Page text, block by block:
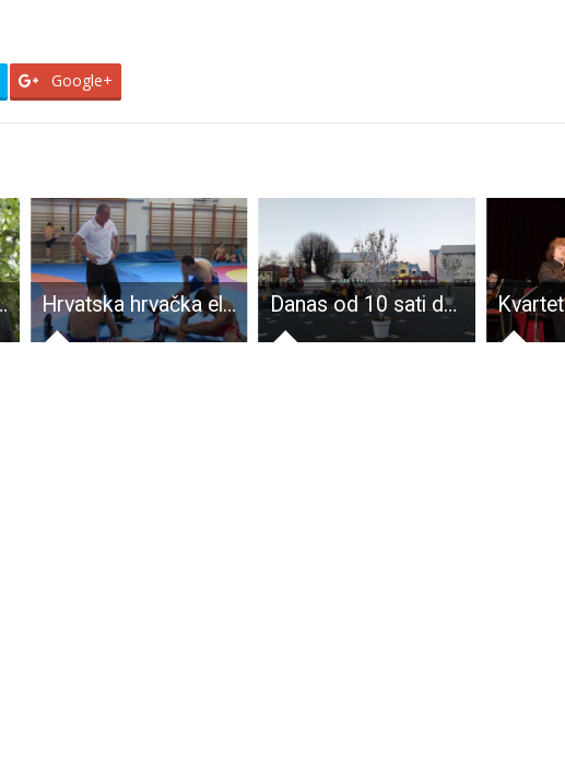
Google+
Hrvatska hrvačka elita ponovno u Gospiću Danas od 10 sati dođite na Mali uskrsni sajam u Gospiću i besplatne pržene ribice